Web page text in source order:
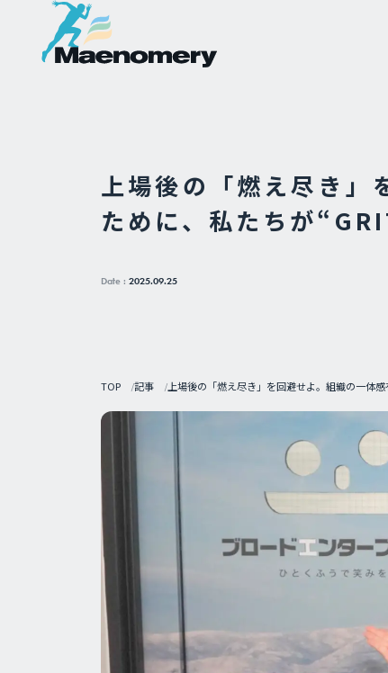
上場後の「燃え尽き」
ために、私たちが
Date : 2025.09.25
TOP 記事 上場後の「燃え尽き」を回避せよ。組織の一体